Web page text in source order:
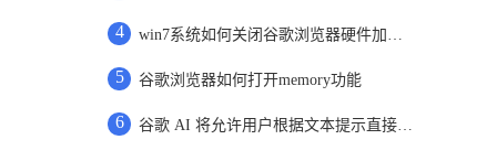
4 win7系统如何关闭谷歌浏览器硬件加速功能
5 谷歌浏览器如何打开memory功能
6 谷歌 AI 将允许用户根据文本提示直接创建图片